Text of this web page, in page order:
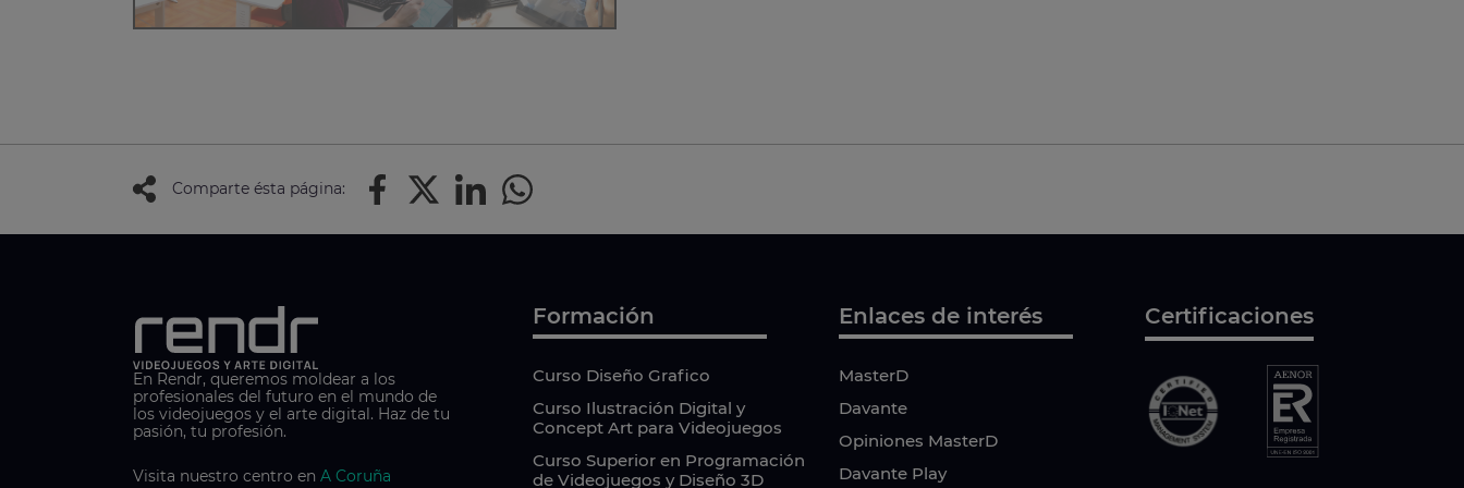
Comparte ésta página:
En Rendr, queremos moldear a los
profesionales del futuro en el mundo de
los videojuegos y el arte digital. Haz de tu
pasión, tu profesión.
Visita nuestro centro en A Coruña
Formación
Curso Diseño Grafico
Curso Ilustración Digital y
Concept Art para Videojuegos
Curso Superior en Programación
de Videojuegos y Diseño 3D
Enlaces de interés
MasterD
Davante
Opiniones MasterD
Davante Play
Certificaciones